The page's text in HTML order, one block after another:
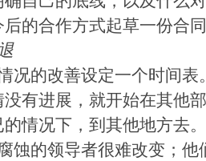
的合作方式起草一份合
况的改善设定一个时间
有进展，就开始在其他
情况下，到其他地方去。
蚀的领导者很难改变；